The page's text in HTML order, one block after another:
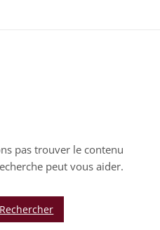
pas trouver le contenu
peut vous aider.